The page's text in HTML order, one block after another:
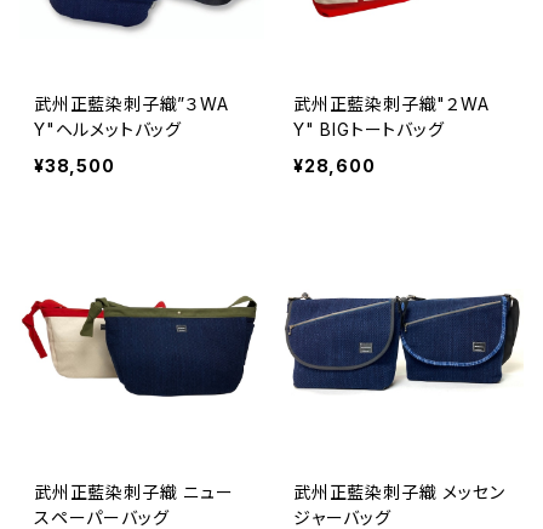
武州正藍染刺子織”３WA
Y"ヘルメットバッグ
¥38,500
武州正藍染刺子織"２WA
Y" BIGトートバッグ
¥28,600
武州正藍染刺子織 ニュー
スペーパーバッグ
武州正藍染刺子織 メッセン
ジャーバッグ